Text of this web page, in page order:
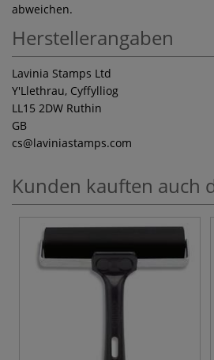
abweichen.
Herstellerangaben
Lavinia Stamps Ltd
Y'Llethrau, Cyffylliog
LL15 2DW Ruthin
GB
cs@laviniastamps.com
Kunden kauften auch